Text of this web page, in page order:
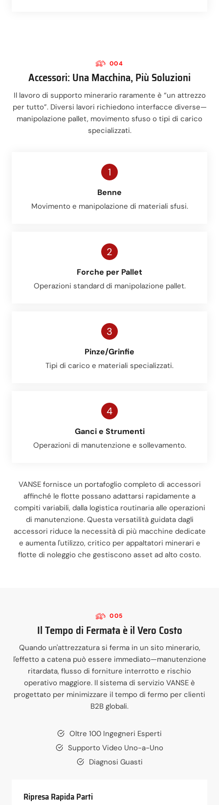
004
Accessori: Una Macchina, Più Soluzioni
Il lavoro di supporto minerario raramente è “un attrezzo
per tutto”. Diversi lavori richiedono interfacce diverse—
manipolazione pallet, movimento sfuso o tipi di carico
specializzati.
1
Benne
Movimento e manipolazione di materiali sfusi.
2
Forche per Pallet
Operazioni standard di manipolazione pallet.
3
Pinze/Grinfie
Tipi di carico e materiali specializzati.
4
Ganci e Strumenti
Operazioni di manutenzione e sollevamento.
VANSE fornisce un portafoglio completo di accessori
affinché le flotte possano adattarsi rapidamente a
compiti variabili, dalla logistica routinaria alle operazioni
di manutenzione. Questa versatilità guidata dagli
accessori riduce la necessità di più macchine dedicate
e aumenta l'utilizzo, critico per appaltatori minerari e
flotte di noleggio che gestiscono asset ad alto costo.
005
Il Tempo di Fermata è il Vero Costo
Quando un'attrezzatura si ferma in un sito minerario,
l'effetto a catena può essere immediato—manutenzione
ritardata, flusso di forniture interrotto e rischio
operativo maggiore. Il sistema di servizio VANSE è
progettato per minimizzare il tempo di fermo per clienti
B2B globali.
Oltre 100 Ingegneri Esperti
Supporto Video Uno-a-Uno
Diagnosi Guasti
Ripresa Rapida Parti